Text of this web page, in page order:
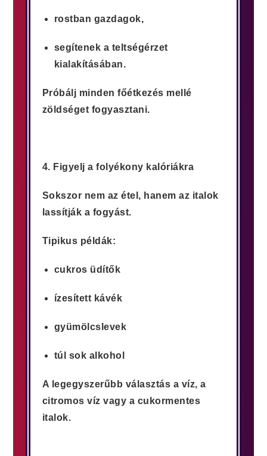
rostban gazdagok,
segítenek a teltségérzet
kialakításában.
Próbálj minden főétkezés mellé
zöldséget fogyasztani.
4. Figyelj a folyékony kalóriákra
Sokszor nem az étel, hanem az italok
lassítják a fogyást.
Tipikus példák:
cukros üdítők
ízesített kávék
gyümölcslevek
túl sok alkohol
A legegyszerűbb választás a víz, a
citromos víz vagy a cukormentes
italok.